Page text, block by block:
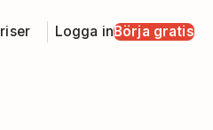
Logga inBörja gratis